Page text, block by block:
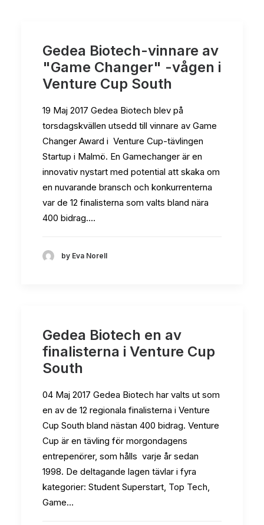
Gedea Biotech-vinnare av
"Game Changer" -vågen i
Venture Cup South
19 Maj 2017 Gedea Biotech blev på
torsdagskvällen utsedd till vinnare av Game
Changer Award i Venture Cup-tävlingen
Startup i Malmö. En Gamechanger är en
innovativ nystart med potential att skaka om
en nuvarande bransch och konkurrenterna
var de 12 finalisterna som valts bland nära
400 bidrag.…
by Eva Norell
Gedea Biotech en av
finalisterna i Venture Cup
South
04 Maj 2017 Gedea Biotech har valts ut som
en av de 12 regionala finalisterna i Venture
Cup South bland nästan 400 bidrag. Venture
Cup är en tävling för morgondagens
entrepenörer, som hålls varje år sedan
1998. De deltagande lagen tävlar i fyra
kategorier: Student Superstart, Top Tech,
Game…